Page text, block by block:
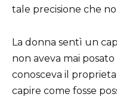
tale precisione che
La donna sentì un
non aveva mai
conosceva il
capire come fosse